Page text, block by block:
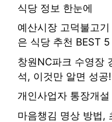
식당 정보 한눈에
예산시장 고덕불고
은 식당 추천 BEST 5
창원NC파크 수영장
석, 이것만 알면 성공!
개인사업자 통장개
마음챙김 명상 방법,